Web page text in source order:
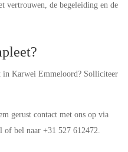
vertrouwen, de begeleiding en de
in Karwei Emmeloord? Solliciteer
gerust contact met ons op via
of bel naar +31 527 612472.